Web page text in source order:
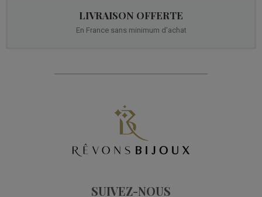
LIVRAISON OFFERTE
En France sans minimum d'achat
SUIVEZ-NOUS